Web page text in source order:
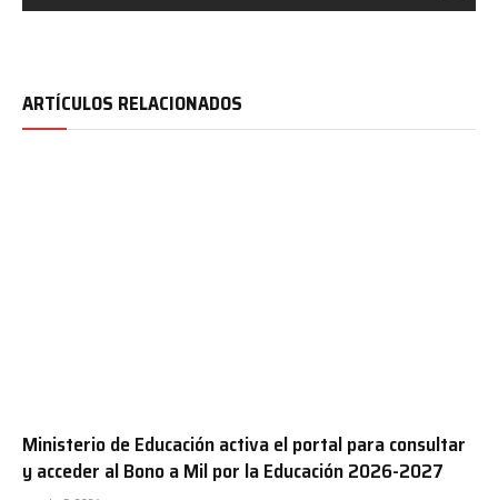
ARTÍCULOS RELACIONADOS
Ministerio de Educación activa el portal para consultar
y acceder al Bono a Mil por la Educación 2026-2027